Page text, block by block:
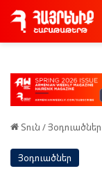
Տուն /Յօդուածներ
Յօդուածներ